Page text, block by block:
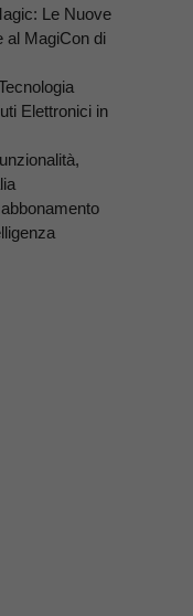
Le Nuove
al MagiCon di
Elettronici in